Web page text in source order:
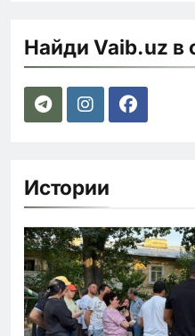
Найди Vaib.uz в
Истории